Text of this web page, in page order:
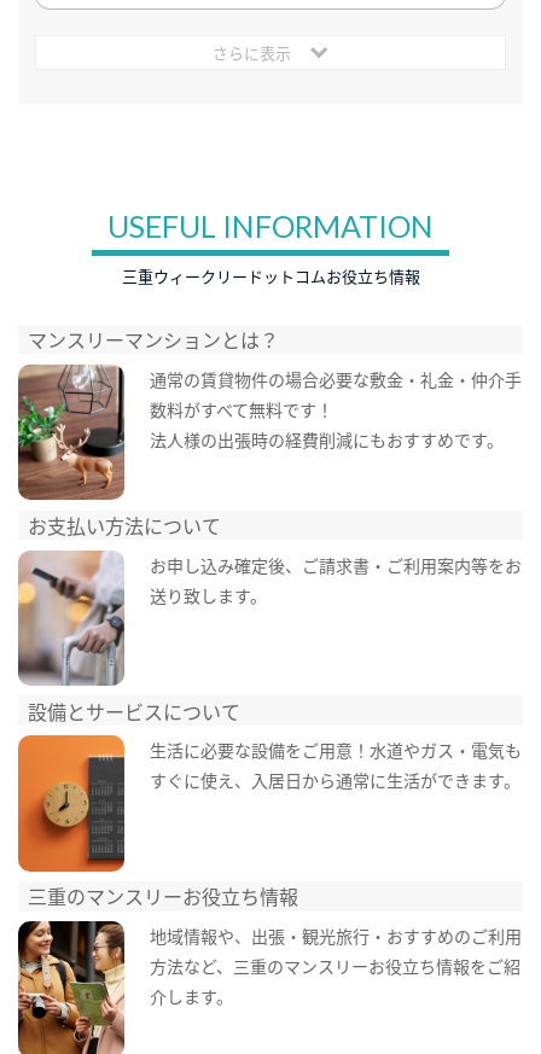
さらに表示
USEFUL INFORMATION
三重ウィークリードットコムお役立ち情報
マンスリーマンションとは？
通常の賃貸物件の場合必要な敷金・礼金・仲介手
数料がすべて無料です！
法人様の出張時の経費削減にもおすすめです。
お支払い方法について
お申し込み確定後、ご請求書・ご利用案内等をお
送り致します。
設備とサービスについて
生活に必要な設備をご用意！水道やガス・電気も
すぐに使え、入居日から通常に生活ができます。
三重のマンスリーお役立ち情報
地域情報や、出張・観光旅行・おすすめのご利用
方法など、三重のマンスリーお役立ち情報をご紹
介します。